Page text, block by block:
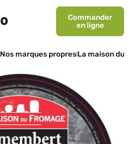
Commander
en ligne
Nos marques propresLa maison du